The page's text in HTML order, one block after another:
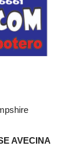
AVECINA